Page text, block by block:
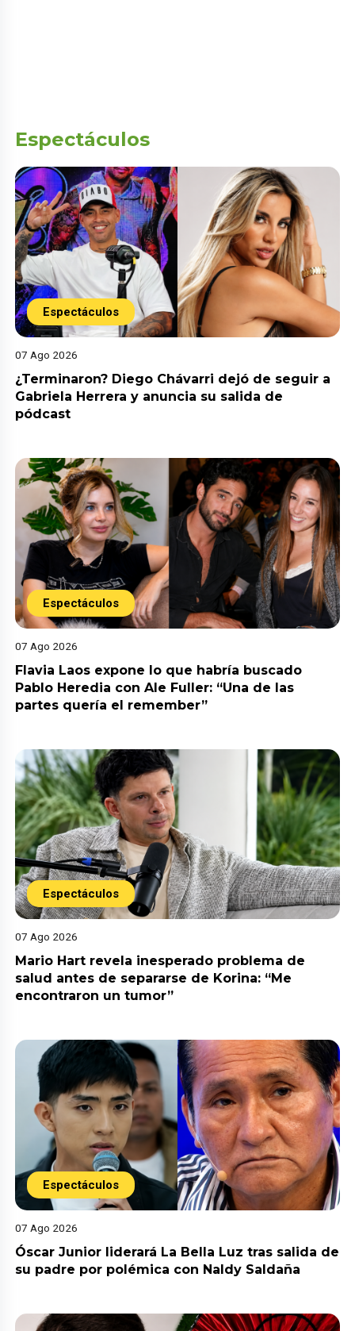
Espectáculos
Espectáculos
07 Ago 2026
¿Terminaron? Diego Chávarri dejó de seguir a
Gabriela Herrera y anuncia su salida de
pódcast
Espectáculos
07 Ago 2026
Flavia Laos expone lo que habría buscado
Pablo Heredia con Ale Fuller: “Una de las
partes quería el remember”
Espectáculos
07 Ago 2026
Mario Hart revela inesperado problema de
salud antes de separarse de Korina: “Me
encontraron un tumor”
Espectáculos
07 Ago 2026
Óscar Junior liderará La Bella Luz tras salida de
su padre por polémica con Naldy Saldaña